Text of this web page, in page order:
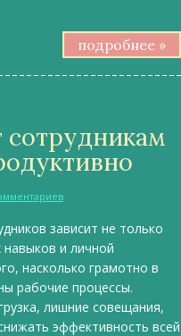
подробнее »
зависит не только
и личной
насколько грамотно в
рабочие процессы.
лишние совещания,
эффективность всей